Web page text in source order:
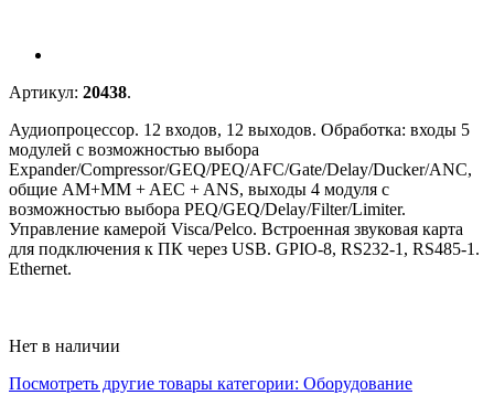
Артикул: 20438.
Аудиопроцессор. 12 входов, 12 выходов. Обработка: входы 5
модулей с возможностью выбора
Expander/Compressor/GEQ/PEQ/AFC/Gate/Delay/Ducker/ANC,
общие AM+MM + AEC + ANS, выходы 4 модуля с
возможностью выбора PEQ/GEQ/Delay/Filter/Limiter.
Управление камерой Visca/Pelco. Встроенная звуковая карта
для подключения к ПК через USB. GPIO-8, RS232-1, RS485-1.
Ethernet.
Нет в наличии
Посмотреть другие товары категории: Оборудование